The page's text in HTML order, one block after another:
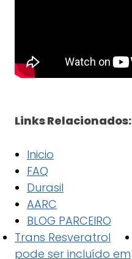
Links Relacionados:
Inicio
FAQ
Durasil
AARC
BLOG PARCEIRO
Trans Resveratrol
pode ser incluído em